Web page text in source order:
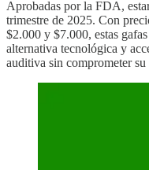
Aprobadas por la FDA,
trimestre de 2025. Con
$2.000 y $7.000, estas
alternativa tecnológica y
auditiva sin comprometer su